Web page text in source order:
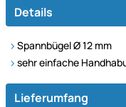
Details
Spannbügel Ø 12 mm
sehr einfache
Lieferumfang